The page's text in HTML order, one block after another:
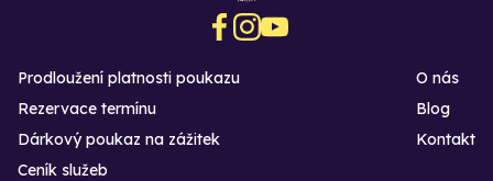
Prodloužení platnosti poukazu
Rezervace termínu
Dárkový poukaz na zážitek
O nás
Blog
Kontakt
Ceník služeb